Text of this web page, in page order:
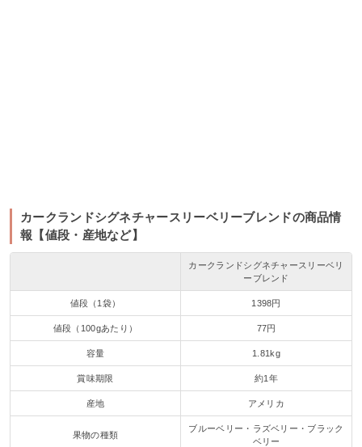
カークランドシグネチャースリーベリーブレンドの商品情
報【値段・産地など】
カークランドシグネチャースリーベリ
ーブレンド
値段（1袋） 1398円
値段（100gあたり） 77円
容量 1.81kg
賞味期限 約1年
産地 アメリカ
果物の種類
ブルーベリー・ラズベリー・ブラック
ベリー